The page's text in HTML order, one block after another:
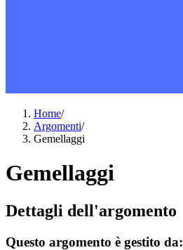
Home/
Argomenti/
Gemellaggi
Gemellaggi
Dettagli dell'argomento
Questo argomento è gestito da: